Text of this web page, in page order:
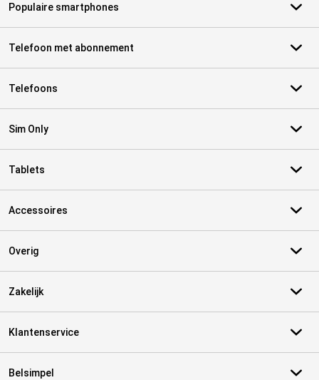
Populaire smartphones
Telefoon met abonnement
Telefoons
Sim Only
Tablets
Accessoires
Overig
Zakelijk
Klantenservice
Belsimpel